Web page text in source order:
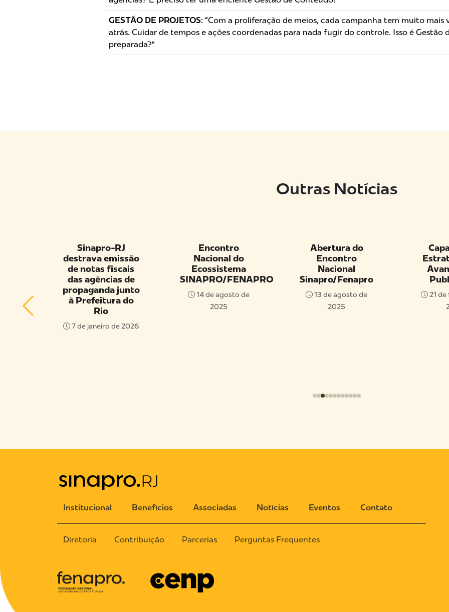
GESTÃO DE PROJETOS: “Com a proliferação de meios, cada campanha tem muito mais
atrás. Cuidar de tempos e ações coordenadas para nada fugir do controle. Isso é Gestão
preparada?”
Outras Notícias
Encontro
Nacional do
Ecossistema
SINAPRO/FENAPRO
14 de agosto de
2025
Abertura do
Encontro
Nacional
Sinapro/Fenapro
13 de agosto de
2025
Capacitação
Estratégica: IA
Avançada na
Publicidade
21 de fevereiro de
2025
Institucional Benefícios Associadas Notícias Eventos Contato
Diretoria Contribuição Parcerias Perguntas Frequentes